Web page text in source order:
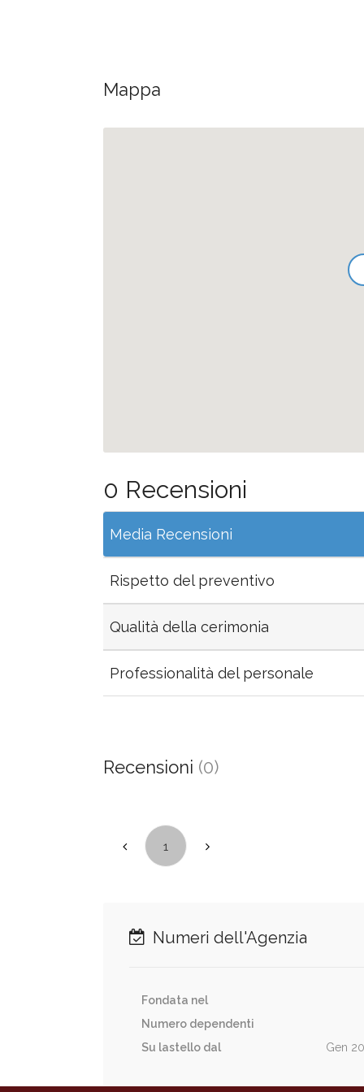
Mappa
0 Recensioni
Media Recensioni
Rispetto del preventivo
Qualità della cerimonia
Professionalità del personale
Recensioni (0)
1
Numeri dell'Agenzia
Fondata nel
Numero dependenti
Su lastello dal
Gen